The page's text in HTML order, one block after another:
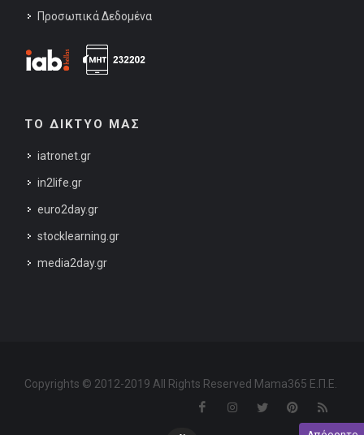
Προσωπικά Δεδομένα
ΤΟ ΔΙΚΤΥΟ ΜΑΣ
iatronet.gr
in2life.gr
euro2day.gr
stocklearning.gr
media2day.gr
Copyrights © 2012-2019 All Rights Reserved Mama365 Ε.Π.Ε.